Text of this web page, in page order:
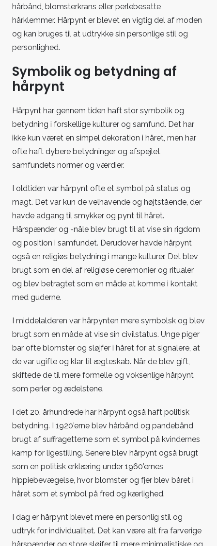
hårbånd, blomsterkrans eller perlebesatte
hårklemmer. Hårpynt er blevet en vigtig del af moden
og kan bruges til at udtrykke sin personlige stil og
personlighed.
Symbolik og betydning af
hårpynt
Hårpynt har gennem tiden haft stor symbolik og
betydning i forskellige kulturer og samfund. Det har
ikke kun været en simpel dekoration i håret, men har
ofte haft dybere betydninger og afspejlet
samfundets normer og værdier.
I oldtiden var hårpynt ofte et symbol på status og
magt. Det var kun de velhavende og højtstående, der
havde adgang til smykker og pynt til håret.
Hårspænder og -nåle blev brugt til at vise sin rigdom
og position i samfundet. Derudover havde hårpynt
også en religiøs betydning i mange kulturer. Det blev
brugt som en del af religiøse ceremonier og ritualer
og blev betragtet som en måde at komme i kontakt
med guderne.
I middelalderen var hårpynten mere symbolsk og blev
brugt som en måde at vise sin civilstatus. Unge piger
bar ofte blomster og sløjfer i håret for at signalere, at
de var ugifte og klar til ægteskab. Når de blev gift,
skiftede de til mere formelle og voksenlige hårpynt
som perler og ædelstene.
I det 20. århundrede har hårpynt også haft politisk
betydning. I 1920’erne blev hårbånd og pandebånd
brugt af suffragetterne som et symbol på kvindernes
kamp for ligestilling. Senere blev hårpynt også brugt
som en politisk erklæring under 1960’ernes
hippiebevægelse, hvor blomster og fjer blev båret i
håret som et symbol på fred og kærlighed.
I dag er hårpynt blevet mere en personlig stil og
udtryk for individualitet. Det kan være alt fra farverige
hårspænder og store sløjfer til mere minimalistiske og